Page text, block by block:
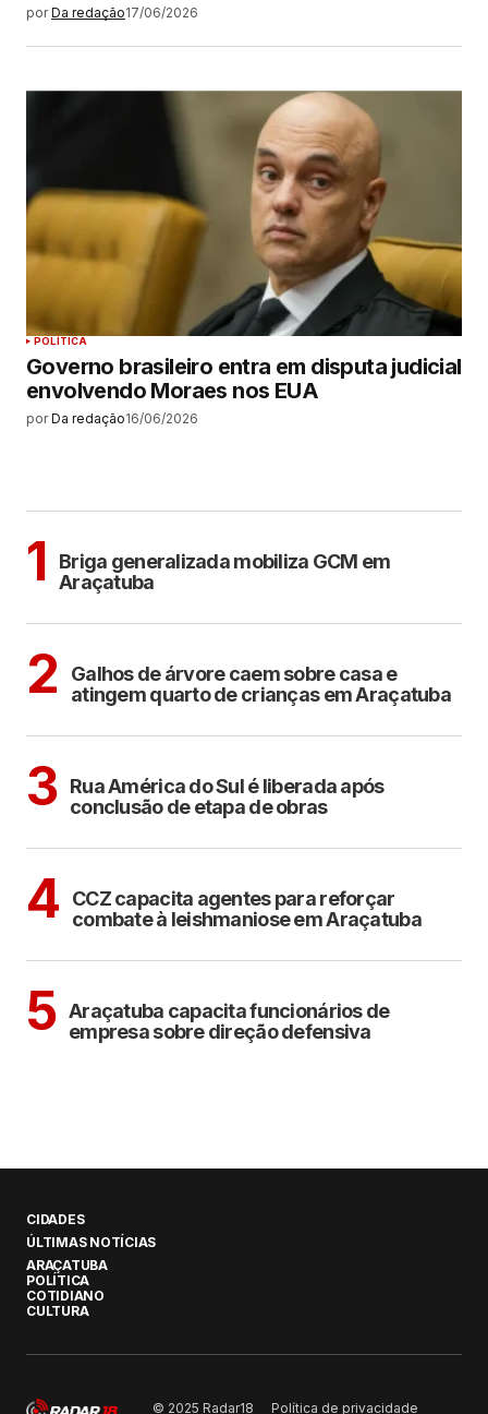
por Da redação17/06/2026
POLÍTICA
Governo brasileiro entra em disputa judicial
envolvendo Moraes nos EUA
por Da redação16/06/2026
1
Briga generalizada mobiliza GCM em
Araçatuba
2
Galhos de árvore caem sobre casa e
atingem quarto de crianças em Araçatuba
3 Rua América do Sul é liberada após
conclusão de etapa de obras
4
CCZ capacita agentes para reforçar
combate à leishmaniose em Araçatuba
5 Araçatuba capacita funcionários de
empresa sobre direção defensiva
CIDADES
ÚLTIMAS NOTÍCIAS
ARAÇATUBA
POLÍTICA
COTIDIANO
CULTURA
© 2025 Radar18 Política de privacidade